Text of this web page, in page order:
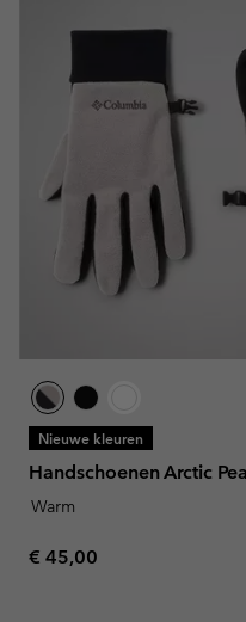
Nieuwe kleuren
Handschoenen Arctic
Warm
Regular price:
€ 45,00